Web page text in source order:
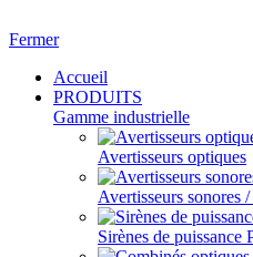
Fermer
Accueil
PRODUITS
Gamme industrielle
Avertisseurs optiques
Avertisseurs sonores
Sirènes de puissance